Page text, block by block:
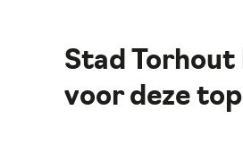
Stad Torhout
voor deze